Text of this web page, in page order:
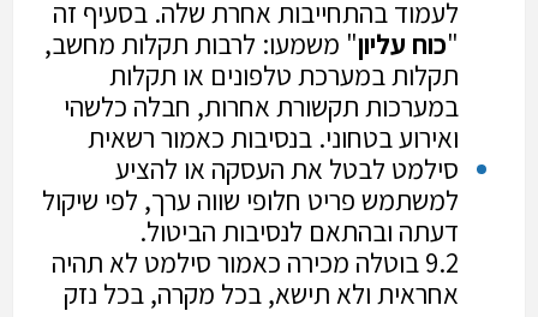
לעמוד בהתחייבות אחרת שלה. בסעיף זה
"כוח עליון" משמעו: לרבות תקלות מחשב,
תקלות במערכת טלפונים או תקלות
במערכות תקשורת אחרות, חבלה כלשהי
ואירוע בטחוני. בנסיבות כאמור רשאית
סילמט לבטל את העסקה או להציע
למשתמש פריט חלופי שווה ערך, לפי שיקול
דעתה ובהתאם לנסיבות הביטול.
9.2 בוטלה מכירה כאמור סילמט לא תהיה
אחראית ולא תישא, בכל מקרה, בכל נזק